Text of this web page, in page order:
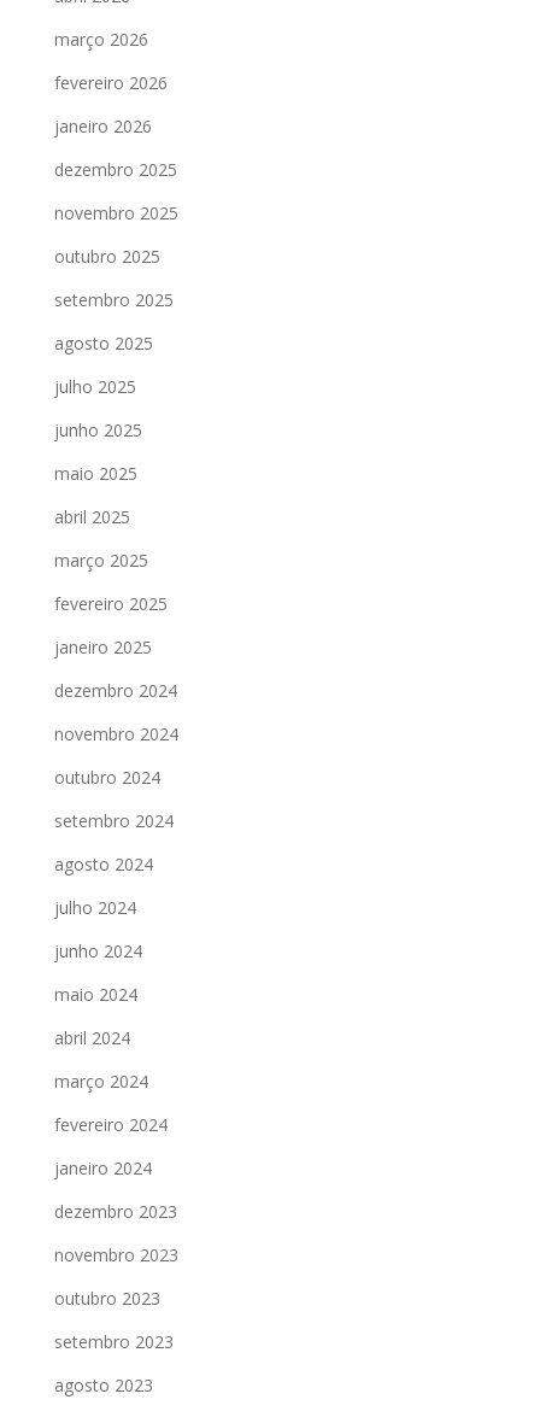
março 2026
fevereiro 2026
janeiro 2026
dezembro 2025
novembro 2025
outubro 2025
setembro 2025
agosto 2025
julho 2025
junho 2025
maio 2025
abril 2025
março 2025
fevereiro 2025
janeiro 2025
dezembro 2024
novembro 2024
outubro 2024
setembro 2024
agosto 2024
julho 2024
junho 2024
maio 2024
abril 2024
março 2024
fevereiro 2024
janeiro 2024
dezembro 2023
novembro 2023
outubro 2023
setembro 2023
agosto 2023